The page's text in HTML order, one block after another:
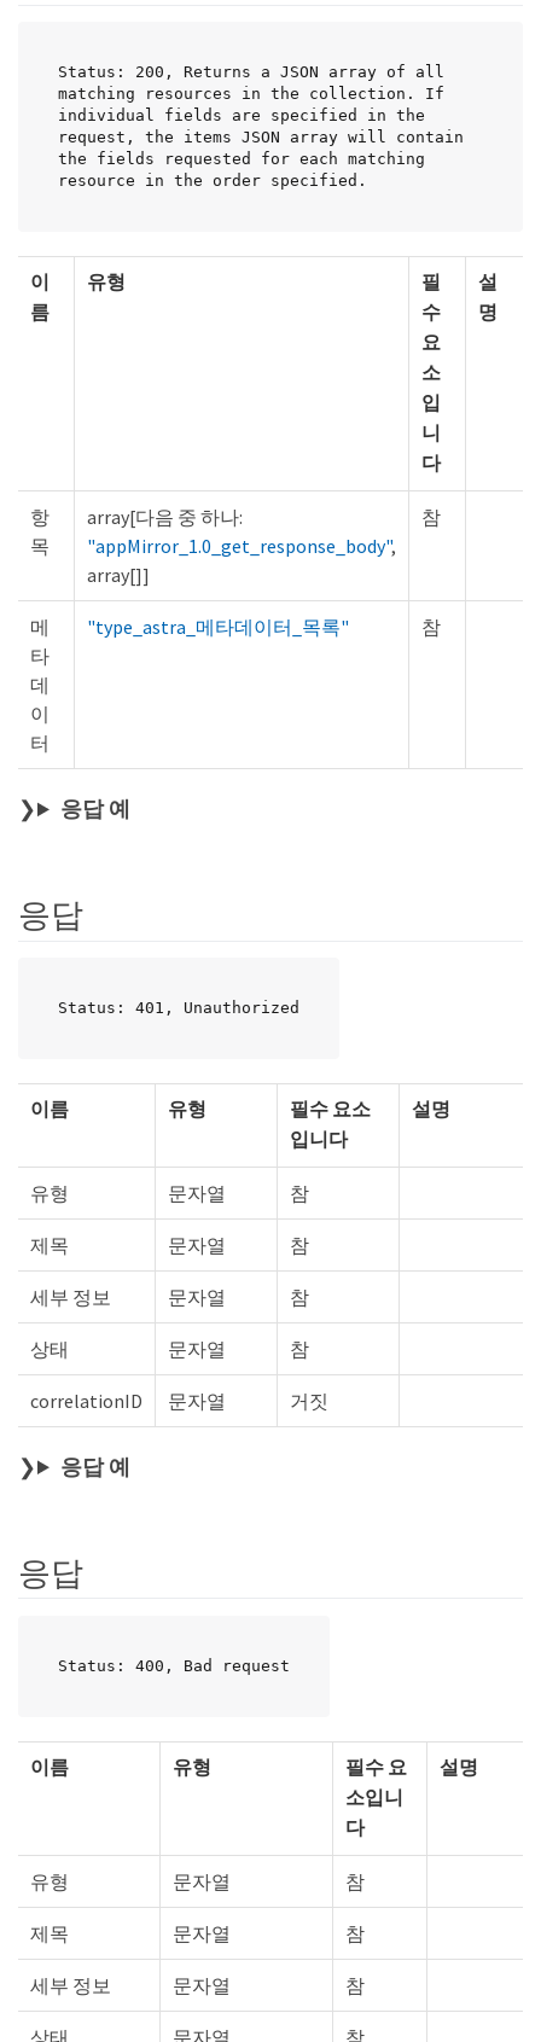
Status: 200, Returns a JSON array of all
matching resources in the collection. If
individual fields are specified in the
request, the items JSON array will contain
the fields requested for each matching
resource in the order specified.
이
름
유형
필
수
요
소
입
니
다
설
명
항
목
array[다음 중 하나:
"appMirror_1.0_get_response_body",
array[]]
참
메
타
데
이
터
"type_astra_메타데이터_목록" 참
응답 예
응답
Status: 401, Unauthorized
이름 유형
필수 요소
입니다
설명
유형 문자열 참
제목 문자열 참
세부 정보 문자열 참
상태 문자열 참
correlationID 문자열 거짓
응답 예
응답
Status: 400, Bad request
이름 유형
필수 요
소입니
다
설명
유형 문자열 참
제목 문자열 참
세부 정보 문자열 참
상태 문자열 참